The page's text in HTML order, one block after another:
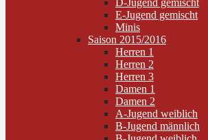
D-Jugend gemischt
E-Jugend gemischt
Minis
Saison 2015/2016
Herren 1
Herren 2
Herren 3
Damen 1
Damen 2
A-Jugend weiblich
B-Jugend männlich